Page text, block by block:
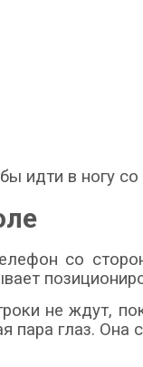
идти в ногу
со
не ждут,
пара глаз.